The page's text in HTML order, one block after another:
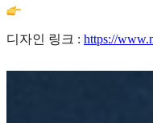
디자인 링크 : https://